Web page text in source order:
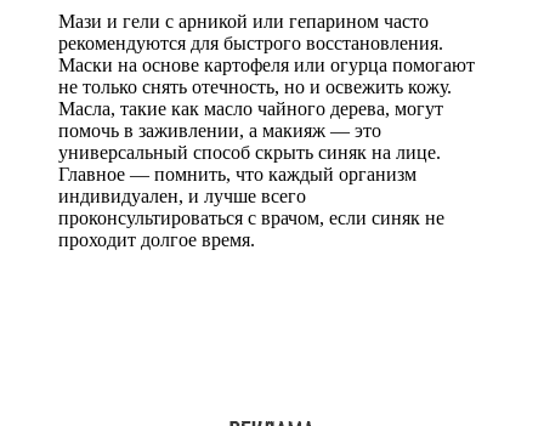
Мази и гели с арникой или гепарином часто
рекомендуются для быстрого восстановления.
Маски на основе картофеля или огурца помогают
не только снять отечность, но и освежить кожу.
Масла, такие как масло чайного дерева, могут
помочь в заживлении, а макияж — это
универсальный способ скрыть синяк на лице.
Главное — помнить, что каждый организм
индивидуален, и лучше всего
проконсультироваться с врачом, если синяк не
проходит долгое время.